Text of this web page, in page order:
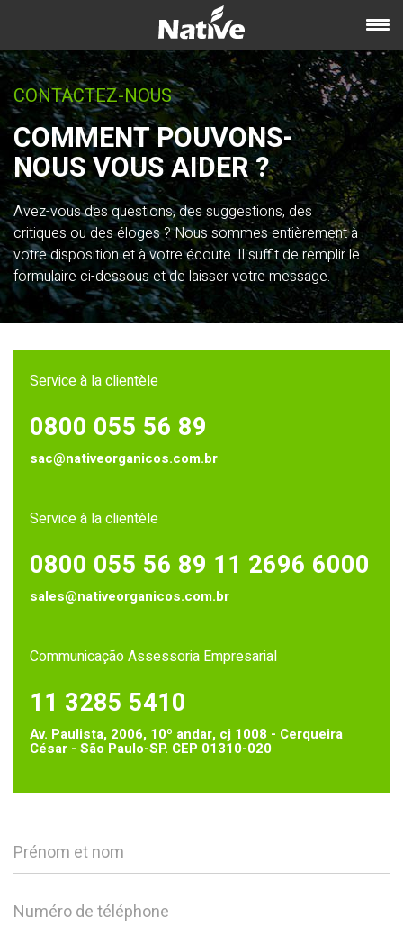
CONTACTEZ-NOUS
COMMENT POUVONS-
NOUS VOUS AIDER ?
Avez-vous des questions, des suggestions, des
critiques ou des éloges ? Nous sommes entièrement à
votre disposition et à votre écoute. Il suffit de remplir le
formulaire ci-dessous et de laisser votre message.
Service à la clientèle
0800 055 56 89
sac@nativeorganicos.com.br
Service à la clientèle
0800 055 56 89 11 2696 6000
sales@nativeorganicos.com.br
Communicação Assessoria Empresarial
11 3285 5410
Av. Paulista, 2006, 10º andar, cj 1008 - Cerqueira
César - São Paulo-SP. CEP 01310-020
Prénom et nom
Numéro de téléphone